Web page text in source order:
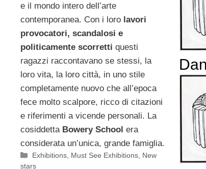
e il mondo intero dell’arte
contemporanea. Con i loro lavori
provocatori, scandalosi e
politicamente scorretti questi
ragazzi raccontavano se stessi, la
loro vita, la loro città, in uno stile
completamente nuovo che all’epoca
fece molto scalpore, ricco di citazioni
e riferimenti a vicende personali. La
cosiddetta Bowery School era
considerata un’unica, grande famiglia.
Categorie
Exhibitions Must See Exhibitions New
stars